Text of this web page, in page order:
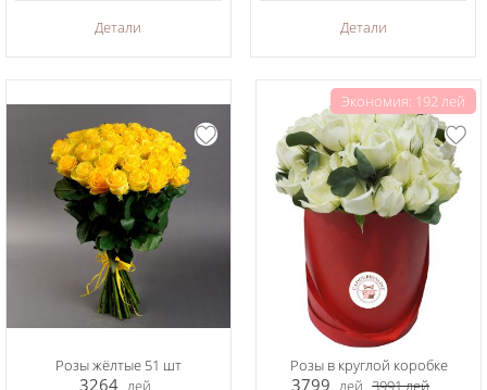
Детали Детали
Розы жёлтые 51 шт
3264 лей
Экономия: 192 лей
Розы в круглой коробке
3799 лей 3991лей